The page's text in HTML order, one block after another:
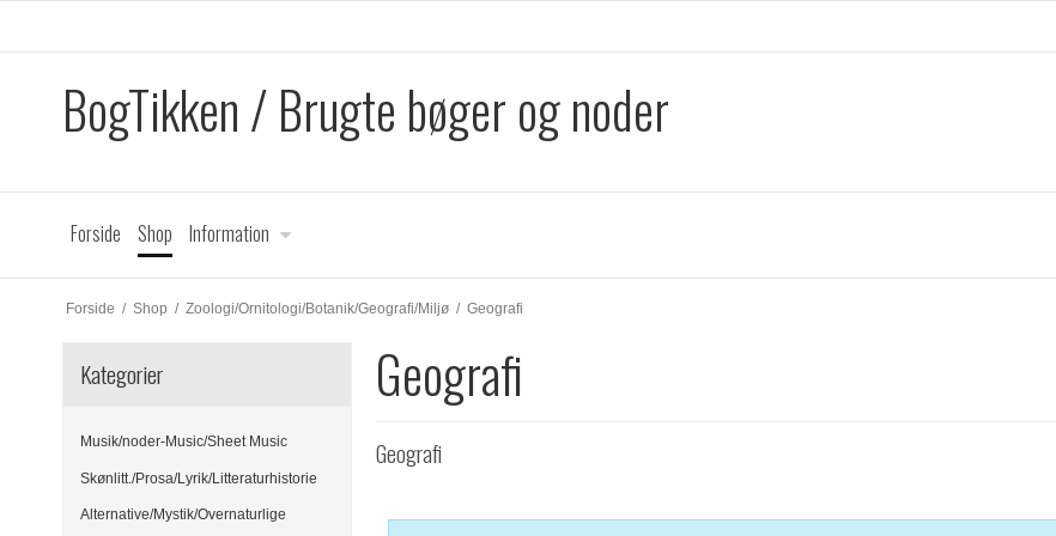
BogTikken / Brugte bøger og noder
Forside Shop Information
Forside / Shop / Zoologi/Ornitologi/Botanik/Geografi/Miljø / Geografi
Kategorier
Musik/noder-Music/Sheet Music
Skønlitt./Prosa/Lyrik/Litteraturhistorie
Alternative/Mystik/Overnaturlige
Geografi
Geografi